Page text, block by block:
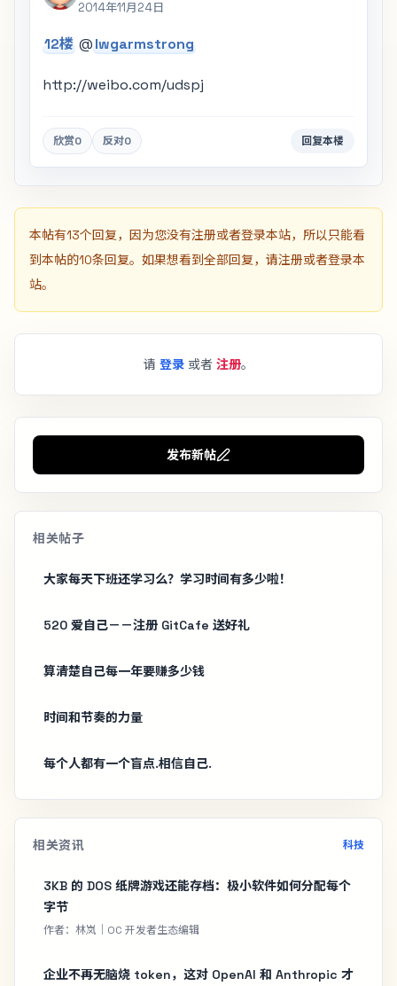
2014年11月24日
12楼 @lwgarmstrong
http://weibo.com/udspj
欣赏0 反对0 回复本楼
本帖有13个回复，因为您没有注册或者登录本站，所以只能看
到本帖的10条回复。如果想看到全部回复，请注册或者登录本
站。
请 登录 或者 注册。
发布新帖
相关帖子
大家每天下班还学习么？学习时间有多少啦！
520 爱自己－－注册 GitCafe 送好礼
算清楚自己每一年要赚多少钱
时间和节奏的力量
每个人都有一个盲点.相信自己.
相关资讯 科技
3KB 的 DOS 纸牌游戏还能存档：极小软件如何分配每个
字节
作者：林岚｜OC 开发者生态编辑
企业不再无脑烧 token，这对 OpenAI 和 Anthropic 才